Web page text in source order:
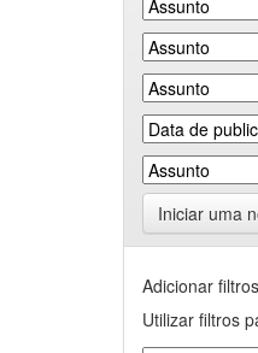
Iniciar uma
Adicionar
Utilizar filtros